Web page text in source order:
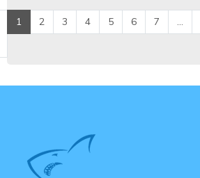
1 2 3 4 5 6 7 ...